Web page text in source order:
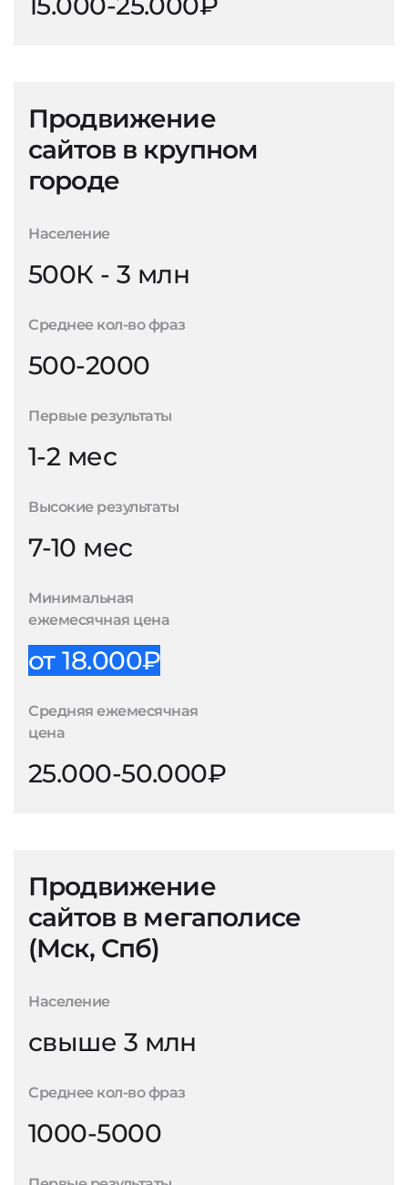
Продвижение
сайтов в крупном
городе
Население
500К - 3 млн
Среднее кол-во фраз
500-2000
Первые результаты
1-2 мес
Высокие результаты
7-10 мес
Минимальная
ежемесячная цена
от 18.000₽
Средняя ежемесячная
цена
25.000-50.000₽
Продвижение
сайтов в мегаполисе
(Мск, Спб)
Население
свыше 3 млн
Среднее кол-во фраз
1000-5000